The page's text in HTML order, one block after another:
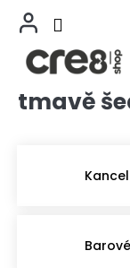
Přejíttmavě